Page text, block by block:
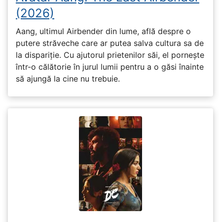
(2026)
Aang, ultimul Airbender din lume, află despre o
putere străveche care ar putea salva cultura sa de
la dispariție. Cu ajutorul prietenilor săi, el pornește
într-o călătorie în jurul lumii pentru a o găsi înainte
să ajungă la cine nu trebuie.